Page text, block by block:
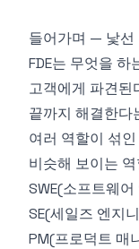
들어가며 — 낯선
FDE는 무엇을 하
고객에게 파견된
끝까지 해결한다
여러 역할이 섞
비슷해 보이는
SWE(소프트웨
SE(세일즈 엔지
PM(프로덕트 매